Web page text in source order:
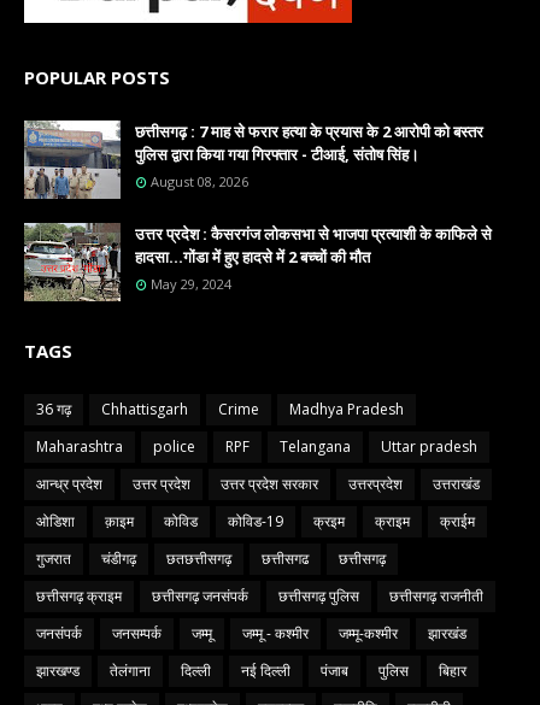
POPULAR POSTS
छत्तीसगढ़ : 7 माह से फरार हत्या के प्रयास के 2 आरोपी को बस्तर
पुलिस द्वारा किया गया गिरफ्तार - टीआई, संतोष सिंह।
August 08, 2026
उत्तर प्रदेश : कैसरगंज लोकसभा से भाजपा प्रत्याशी के काफिले से
हादसा...गोंडा में हुए हादसे में 2 बच्चों की मौत
May 29, 2024
TAGS
36 गढ़ Chhattisgarh Crime
Madhya Pradesh
Maharashtra
police RPF Telangana
Uttar pradesh
आन्ध्र प्रदेश
उत्तर प्रदेश उत्तर प्रदेश सरकार उत्तरप्रदेश
उत्तराखंड
ओडिशा
क़ाइम कोविड कोविड-19 क्रइम क्राइम
क्राईम
गुजरात
चंडीगढ़ छतछत्तीसगढ़ छत्तीसगढ
छत्तीसगढ़
छत्तीसगढ़ क्राइम
छत्तीसगढ़ जनसंपर्क छत्तीसगढ़ पुलिस
छत्तीसगढ़ राजनीती
जनसंपर्क
जनसम्पर्क जम्मू जम्मू - कश्मीर जम्मू-कश्मीर
झारखंड
झारखण्ड
तेलंगाना दिल्ली नई दिल्ली पंजाब पुलिस
बिहार